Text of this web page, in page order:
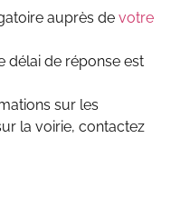
auprès de votre
délai de réponse est
sur les
la voirie, contactez